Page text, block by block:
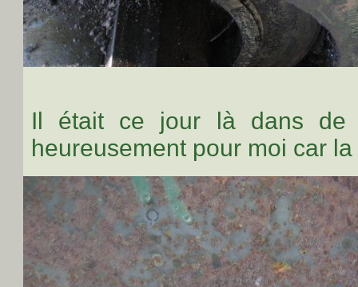
Il était ce jour là dans de
heureusement pour moi car